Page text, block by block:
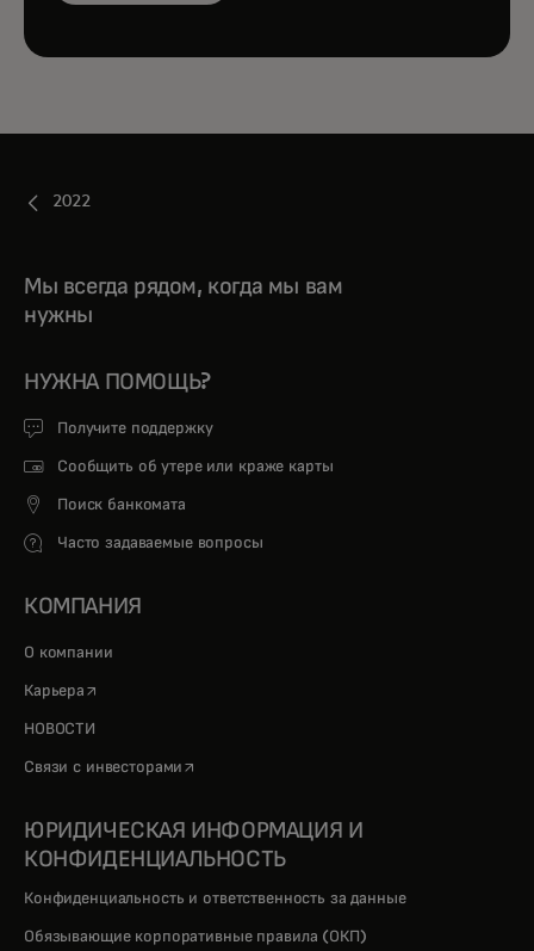
2022
Мы всегда рядом, когда мы вам
нужны
НУЖНА ПОМОЩЬ?
Получите поддержку
Сообщить об утере или краже карты
Поиск банкомата
Часто задаваемые вопросы
КОМПАНИЯ
О компании
Карьера opens in a new tab
НОВОСТИ
Связи с инвесторами opens in a new tab
ЮРИДИЧЕСКАЯ ИНФОРМАЦИЯ И
КОНФИДЕНЦИАЛЬНОСТЬ
Конфиденциальность и ответственность за данные
Обязывающие корпоративные правила (ОКП)